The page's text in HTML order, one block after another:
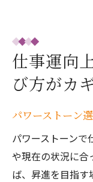
仕事運向
び方がカ
パワーストーン
パワーストーンで
や現在の状況に合
ば、昇進を目指